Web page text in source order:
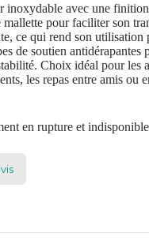
inoxydable avec une
pour faciliter son
ce qui rend son utilisation
de soutien antidérapantes
Choix idéal pour les
les repas entre amis ou
en rupture et